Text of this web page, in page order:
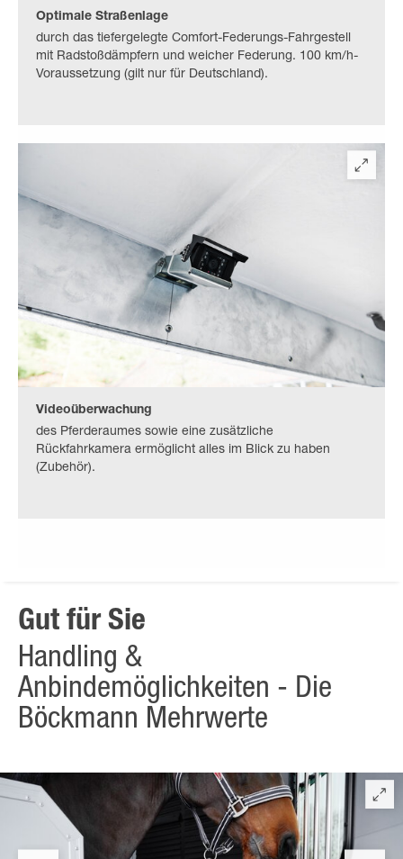
Optimale Straßenlage
durch das tiefergelegte Comfort-Federungs-Fahrgestell
mit Radstoßdämpfern und weicher Federung. 100 km/h-
Voraussetzung (gilt nur für Deutschland).
Videoüberwachung
des Pferderaumes sowie eine zusätzliche
Rückfahrkamera ermöglicht alles im Blick zu haben
(Zubehör).
Gut für Sie
Handling &
Anbindemöglichkeiten - Die
Böckmann Mehrwerte